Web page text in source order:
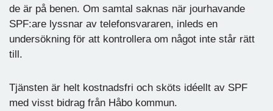
de är på benen. Om samtal saknas när jourhavande
SPF:are lyssnar av telefonsvararen, inleds en
undersökning för att kontrollera om något inte står rätt
till.
Tjänsten är helt kostnadsfri och sköts idéellt av SPF
med visst bidrag från Håbo kommun.